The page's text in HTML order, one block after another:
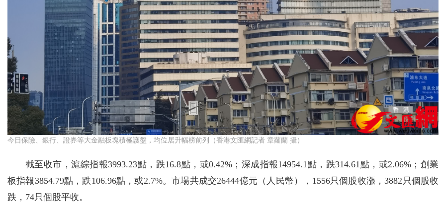
今日保險、銀行、證券等大金融板塊積極護盤，均位居升幅榜前列（香港文匯網記者 章蘿蘭 攝）
截至收市，滬綜指報3993.23點，跌16.8點，或0.42%；深成指報14954.1點，跌314.61點，或2.06%；創業
板指報3854.79點，跌106.96點，或2.7%。市場共成交26444億元（人民幣），1556只個股收漲，3882只個股收
跌，74只個股平收。